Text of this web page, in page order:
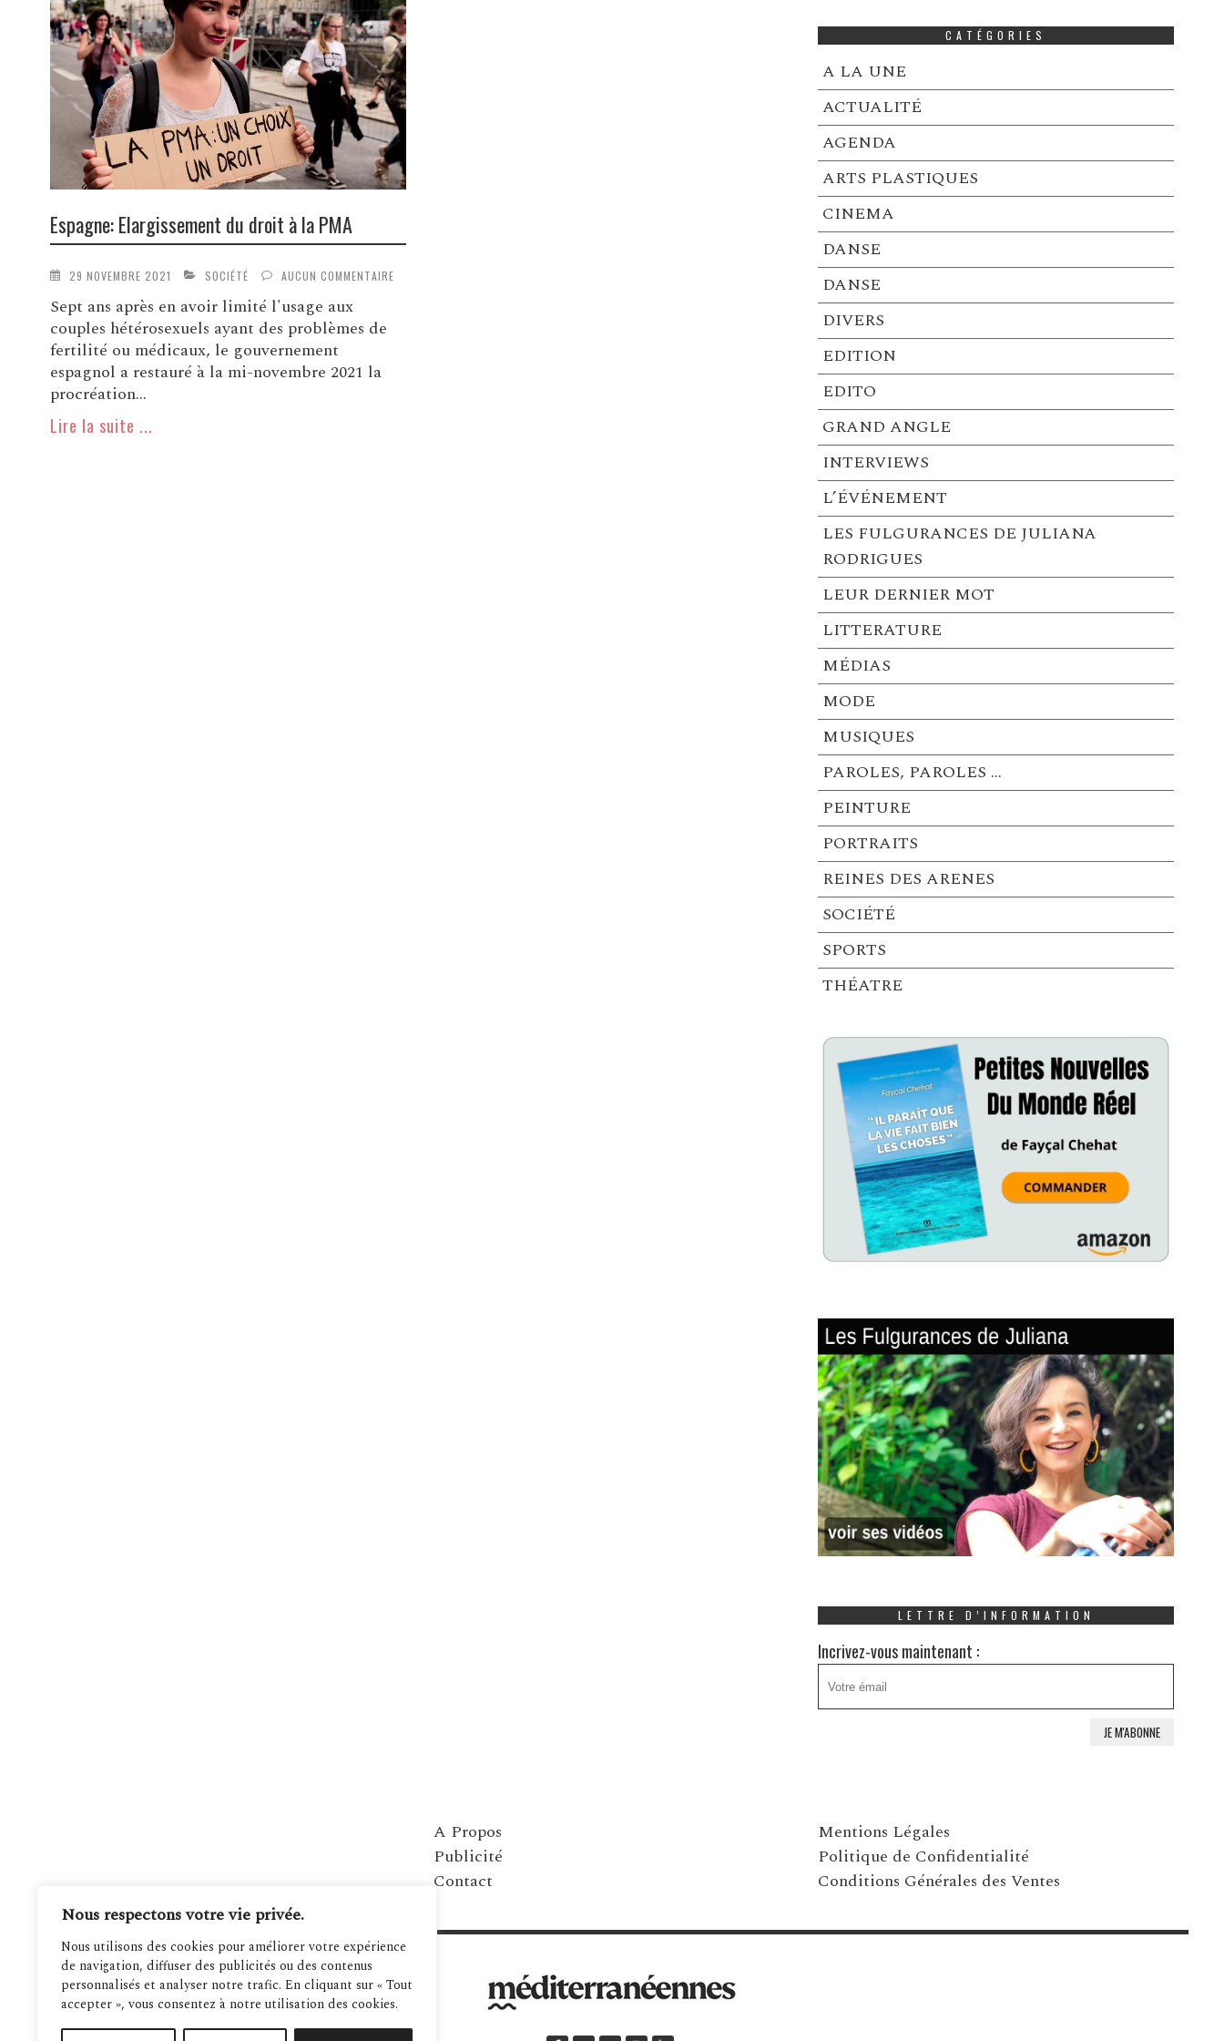
Nous respectons votre vie privée.
Nous utilisons des cookies pour améliorer votre expérience
de navigation, diffuser des publicités ou des contenus
personnalisés et analyser notre trafic. En cliquant sur « Tout
accepter », vous consentez à notre utilisation des cookies.
Espagne: Elargissement du droit à la PMA
29 NOVEMBRE 2021 SOCIÉTÉ AUCUN COMMENTAIRE
Sept ans après en avoir limité l'usage aux
couples hétérosexuels ayant des problèmes de
fertilité ou médicaux, le gouvernement
espagnol a restauré à la mi-novembre 2021 la
procréation...
Lire la suite ...
CATÉGORIES
A LA UNE
ACTUALITÉ
AGENDA
ARTS PLASTIQUES
CINEMA
DANSE
DANSE
DIVERS
EDITION
EDITO
GRAND ANGLE
INTERVIEWS
L’ÉVÉNEMENT
LES FULGURANCES DE JULIANA
RODRIGUES
LEUR DERNIER MOT
LITTERATURE
MÉDIAS
MODE
MUSIQUES
PAROLES, PAROLES …
PEINTURE
PORTRAITS
REINES DES ARENES
SOCIÉTÉ
SPORTS
THÉATRE
LETTRE D’INFORMATION
Incrivez-vous maintenant :
A Propos
Publicité
Contact
Mentions Légales
Politique de Confidentialité
Conditions Générales des Ventes